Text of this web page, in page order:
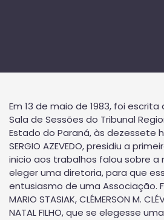
Em 13 de maio de 1983, foi escrita a
Sala de Sessões do Tribunal
Estado do Paraná, às dezessete
SERGIO AZEVEDO, presidiu a
inicio aos trabalhos falou sobre a
eleger uma diretoria, para que
entusiasmo de uma Associação.
MARIO STASIAK, CLÉMERSON M.
NATAL FILHO, que se elegesse